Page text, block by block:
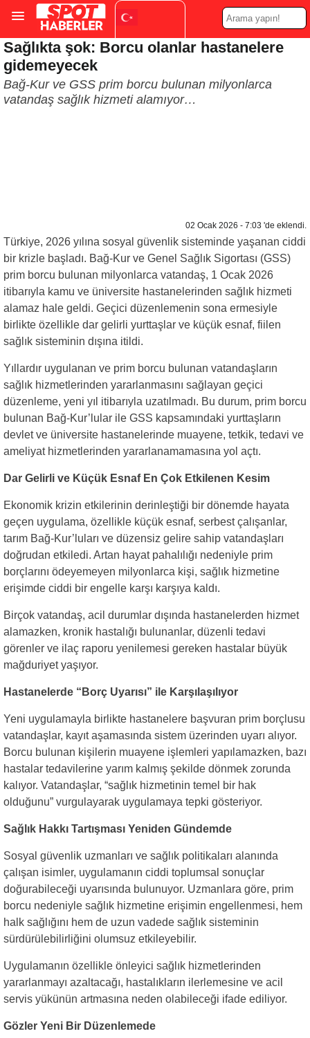
Turkish ▼
Sağlıkta şok: Borcu olanlar hastanelere
gidemeyecek
Bağ-Kur ve GSS prim borcu bulunan milyonlarca
vatandaş sağlık hizmeti alamıyor…
02 Ocak 2026 - 7:03 'de eklendi.
Türkiye, 2026 yılına sosyal güvenlik sisteminde yaşanan ciddi
bir krizle başladı. Bağ-Kur ve Genel Sağlık Sigortası (GSS)
prim borcu bulunan milyonlarca vatandaş, 1 Ocak 2026
itibarıyla kamu ve üniversite hastanelerinden sağlık hizmeti
alamaz hale geldi. Geçici düzenlemenin sona ermesiyle
birlikte özellikle dar gelirli yurttaşlar ve küçük esnaf, fiilen
sağlık sisteminin dışına itildi.
Yıllardır uygulanan ve prim borcu bulunan vatandaşların
sağlık hizmetlerinden yararlanmasını sağlayan geçici
düzenleme, yeni yıl itibarıyla uzatılmadı. Bu durum, prim borcu
bulunan Bağ-Kur’lular ile GSS kapsamındaki yurttaşların
devlet ve üniversite hastanelerinde muayene, tetkik, tedavi ve
ameliyat hizmetlerinden yararlanamamasına yol açtı.
Dar Gelirli ve Küçük Esnaf En Çok Etkilenen Kesim
Ekonomik krizin etkilerinin derinleştiği bir dönemde hayata
geçen uygulama, özellikle küçük esnaf, serbest çalışanlar,
tarım Bağ-Kur’luları ve düzensiz gelire sahip vatandaşları
doğrudan etkiledi. Artan hayat pahalılığı nedeniyle prim
borçlarını ödeyemeyen milyonlarca kişi, sağlık hizmetine
erişimde ciddi bir engelle karşı karşıya kaldı.
Birçok vatandaş, acil durumlar dışında hastanelerden hizmet
alamazken, kronik hastalığı bulunanlar, düzenli tedavi
görenler ve ilaç raporu yenilemesi gereken hastalar büyük
mağduriyet yaşıyor.
Hastanelerde “Borç Uyarısı” ile Karşılaşılıyor
Yeni uygulamayla birlikte hastanelere başvuran prim borçlusu
vatandaşlar, kayıt aşamasında sistem üzerinden uyarı alıyor.
Borcu bulunan kişilerin muayene işlemleri yapılamazken, bazı
hastalar tedavilerine yarım kalmış şekilde dönmek zorunda
kalıyor. Vatandaşlar, “sağlık hizmetinin temel bir hak
olduğunu” vurgulayarak uygulamaya tepki gösteriyor.
Sağlık Hakkı Tartışması Yeniden Gündemde
Sosyal güvenlik uzmanları ve sağlık politikaları alanında
çalışan isimler, uygulamanın ciddi toplumsal sonuçlar
doğurabileceği uyarısında bulunuyor. Uzmanlara göre, prim
borcu nedeniyle sağlık hizmetine erişimin engellenmesi, hem
halk sağlığını hem de uzun vadede sağlık sisteminin
sürdürülebilirliğini olumsuz etkileyebilir.
Uygulamanın özellikle önleyici sağlık hizmetlerinden
yararlanmayı azaltacağı, hastalıkların ilerlemesine ve acil
servis yükünün artmasına neden olabileceği ifade ediliyor.
Gözler Yeni Bir Düzenlemede